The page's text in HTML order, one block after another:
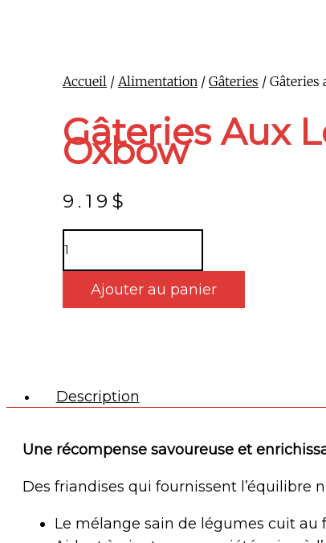
Accueil / Alimentation / Gâteries / Gâteries
Gâteries Aux
Oxbow
9.19 $
Ajouter au panier
Description
Une récompense savoureuse et
Des friandises qui fournissent l’équilibre
Le mélange sain de légumes cuit au